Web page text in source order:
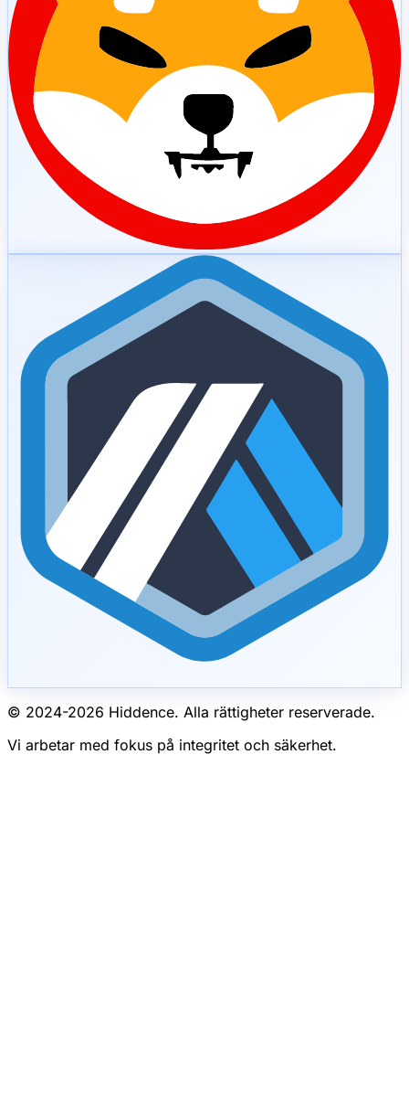
© 2024-2026 Hiddence. Alla rättigheter reserverade.
Vi arbetar med fokus på integritet och säkerhet.